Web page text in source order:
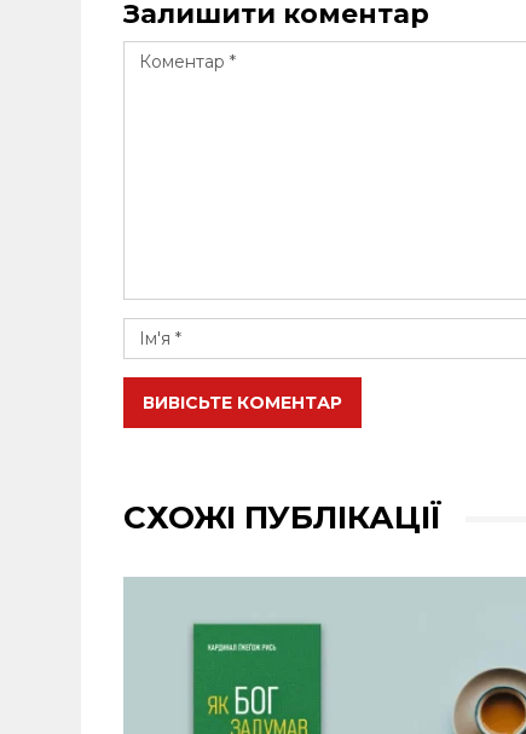
Залишити коментар
ВИВІСЬТЕ КОМЕНТАР
СХОЖІ ПУБЛІКАЦІЇ